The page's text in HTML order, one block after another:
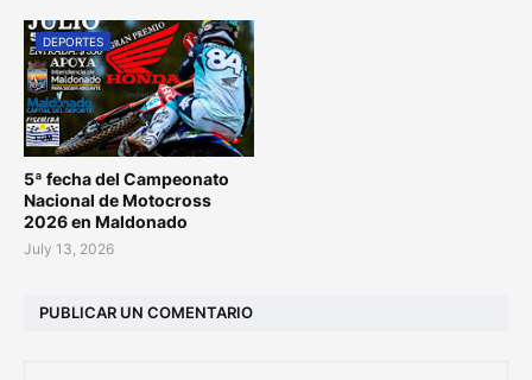
DEPORTES
5ª fecha del Campeonato
Nacional de Motocross
2026 en Maldonado
July 13, 2026
PUBLICAR UN COMENTARIO